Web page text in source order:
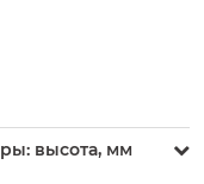
высота, мм